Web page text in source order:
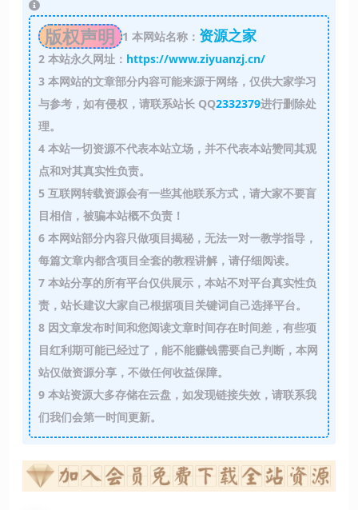
版权声明 1 本网站名称： 资源之家
2本站永久网址： https://www.ziyuanzj.cn/
3本网站的文章部分内容可能来源于网络，仅供大家学习
与参考，如有侵权，请联系站长 QQ2332379进行删除处
理。
4本站一切资源不代表本站立场，并不代表本站赞同其观
点和对其真实性负责。
5互联网转载资源会有一些其他联系方式，请大家不要盲
目相信，被骗本站概不负责！
6本网站部分内容只做项目揭秘，无法一对一教学指导，
每篇文章内都含项目全套的教程讲解，请仔细阅读。
7本站分享的所有平台仅供展示，本站不对平台真实性负
责，站长建议大家自己根据项目关键词自己选择平台。
8因文章发布时间和您阅读文章时间存在时间差，有些项
目红利期可能已经过了，能不能赚钱需要自己判断，本网
站仅做资源分享，不做任何收益保障。
9本站资源大多存储在云盘，如发现链接失效，请联系我
们我们会第一时间更新。